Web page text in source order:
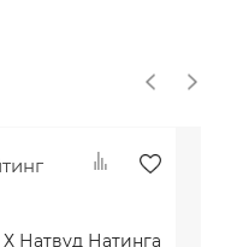
Натвуд Натинга